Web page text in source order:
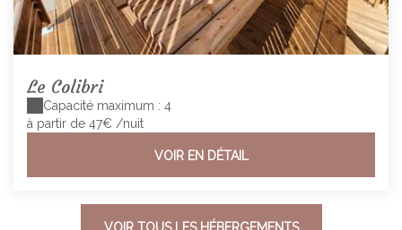
Le Colibri
Capacité maximum : 4
à partir de 47€ /nuit
VOIR EN DÉTAIL